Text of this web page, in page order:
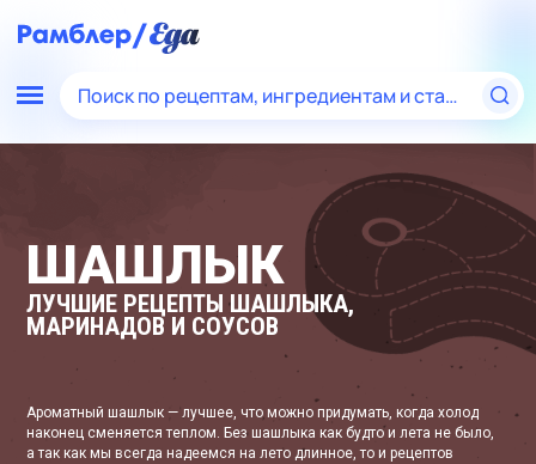
Поиск по рецептам, ингредиентам и статьям
ШАШЛЫК
ЛУЧШИЕ РЕЦЕПТЫ ШАШЛЫКА,
МАРИНАДОВ И СОУСОВ
Ароматный шашлык — лучшее, что можно придумать, когда холод
наконец сменяется теплом. Без шашлыка как будто и лета не было,
а так как мы всегда надеемся на лето длинное, то и рецептов